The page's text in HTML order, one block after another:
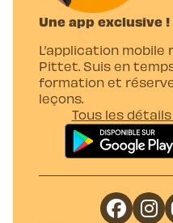
Une app exclusive !
L’application
Pittet. Suis en
formation et
leçons.
Tous les